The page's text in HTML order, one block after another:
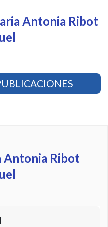
Antonia Ribot
Antonia Ribot